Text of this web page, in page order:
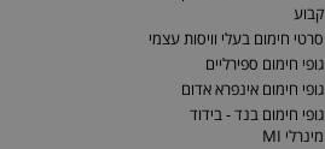
קבוע
סרטי חימום בעלי וויסות עצמי
גופי חימום ספירליים
גופי חימום אינפרא אדום
גופי חימום בנד - בידוד
מינרלי MI